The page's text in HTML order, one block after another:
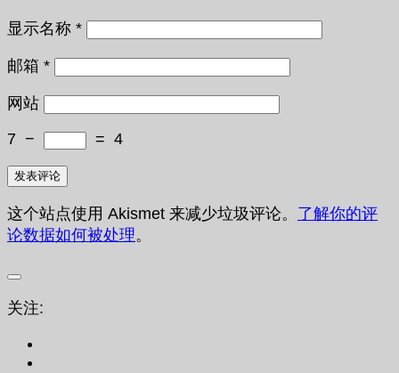
显示名称 *
邮箱 *
网站
7 − = 4
这个站点使用 Akismet 来减少垃圾评论。 了解你的评
论数据如何被处理。
关注: